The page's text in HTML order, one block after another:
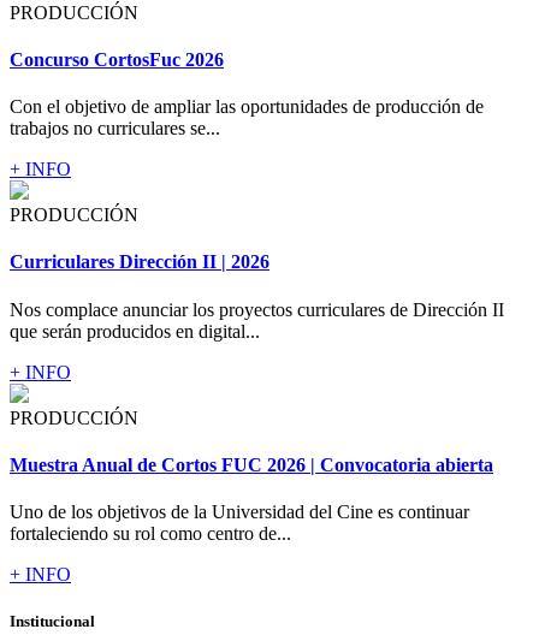
PRODUCCIÓN
Concurso CortosFuc 2026
Con el objetivo de ampliar las oportunidades de producción de
trabajos no curriculares se...
+ INFO
PRODUCCIÓN
Curriculares Dirección II | 2026
Nos complace anunciar los proyectos curriculares de Dirección II
que serán producidos en digital...
+ INFO
PRODUCCIÓN
Muestra Anual de Cortos FUC 2026 | Convocatoria abierta
Uno de los objetivos de la Universidad del Cine es continuar
fortaleciendo su rol como centro de...
+ INFO
Institucional